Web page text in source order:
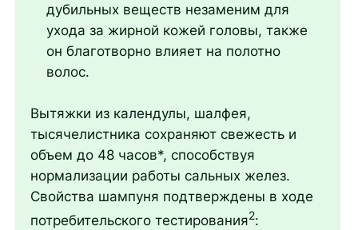
дубильных веществ незаменим для
ухода за жирной кожей головы, также
он благотворно влияет на полотно
волос.
Вытяжки из календулы, шалфея,
тысячелистника сохраняют свежесть и
объем до 48 часов*, способствуя
нормализации работы сальных желез.
Свойства шампуня подтверждены в ходе
потребительского тестирования2: